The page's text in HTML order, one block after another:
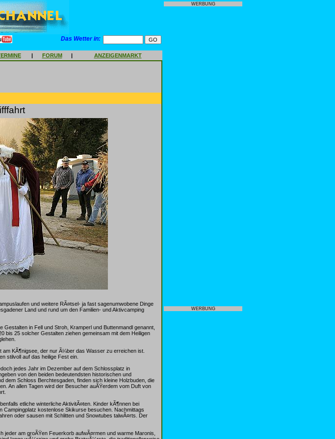
Das Wetter in:
| FORUM | ANZEIGENMARKT
und weitere RÃ¤tsel- ja fast sagenumwobene Dinge
Land und rund um den Familien- und Aktivcamping
in Fell und Stroh, Kramperl und Buttenmandl genannt,
bis 25 solcher Gestalten ziehen gemeinsam mit dem Heiligen
KÃ¶nigsee, der nur Ã¼ber das Wasser zu erreichen ist.
stilvoll auf das heilige Fest ein.
jedes Jahr im Dezember auf dem Schlossplatz in
von den beiden bedeutendsten historischen und
Schloss Berchtesgaden, finden sich kleine Holzbuden, die
An allen Tagen wird der Besucher auÃŸerdem vom Duft von
etliche winterliche AktivitÃ¤ten. Kinder kÃ¶nnen bei
Campingplatz kostenlose Skikurse besuchen. Nachmittags
oder sausen mit Schlitten und Snowtubes talwÃ¤rts. Der
jeder am groÃŸen Feuerkorb aufwÃ¤rmen und warme Maronis,
WERBUNG
WERBUNG